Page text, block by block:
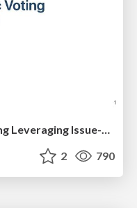
Bidirectional Quadratic Voting Leveraging Issue-Based Matching
2 790